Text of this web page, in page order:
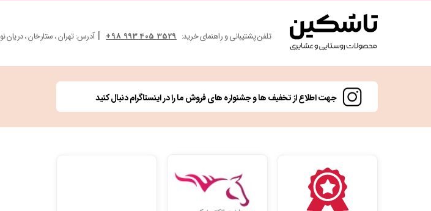
جهت اطلاع از تخفیف ها و جشنواره های فروش ما را در اینستاگرام دنبال کنید
تلفن پشتیبانی و راهنمای خرید: 3529 405 993 98+
| آدرس: تهران ، ستارخان ، دریان نو